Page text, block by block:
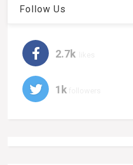
Follow Us
2.7k
1k